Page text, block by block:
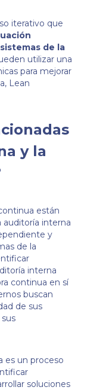
iterativo que
de la
utilizar una
para mejorar
Lean
y la
están
auditoría interna
y
de la
interna
continua en sí
buscan
de sus
es un proceso
soluciones